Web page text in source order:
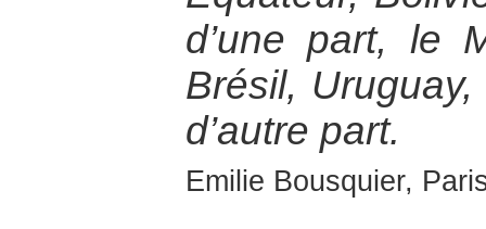
d’une part, le
Brésil,
d’autre part.
Emilie Bousquier,